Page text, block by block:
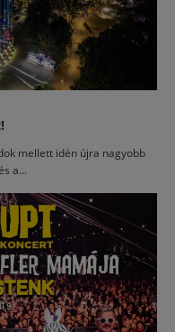
mellett idén újra nagyobb
a...